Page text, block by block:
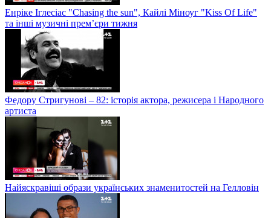
Енріке Іглесіас "Chasing the sun", Кайлі Міноуг "Kiss Of Life"
та інші музичні прем’єри тижня
Федору Стригунові – 82: історія актора, режисера і Народного
артиста
Найяскравіші образи українських знаменитостей на Гелловін